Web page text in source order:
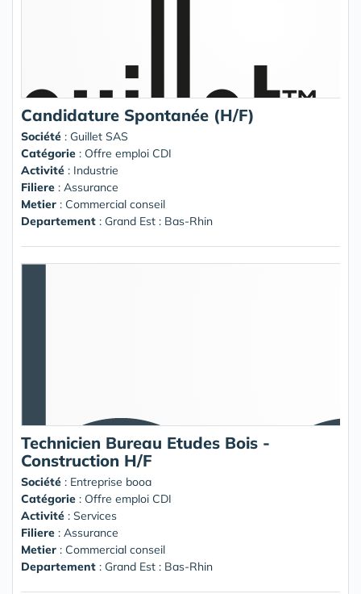
Candidature Spontanée (H/F)
Société : Guillet SAS
Catégorie : Offre emploi CDI
Activité : Industrie
Filiere : Assurance
Metier : Commercial conseil
Departement : Grand Est : Bas-Rhin
Technicien Bureau Etudes Bois -
Construction H/F
Société : Entreprise booa
Catégorie : Offre emploi CDI
Activité : Services
Filiere : Assurance
Metier : Commercial conseil
Departement : Grand Est : Bas-Rhin